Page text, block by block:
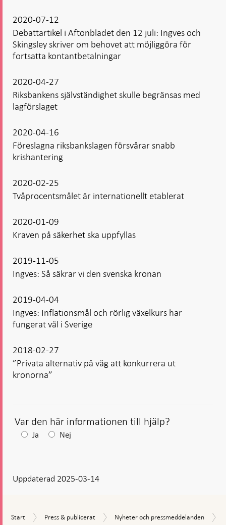
2020-07-12
Debattartikel i Aftonbladet den 12 juli: Ingves och
Skingsley skriver om behovet att möjliggöra för
fortsatta kontantbetalningar
2020-04-27
Riksbankens självständighet skulle begränsas med
lagförslaget
2020-04-16
Föreslagna riksbankslagen försvårar snabb
krishantering
2020-02-25
Tvåprocentsmålet är internationellt etablerat
2020-01-09
Kraven på säkerhet ska uppfyllas
2019-11-05
Ingves: Så säkrar vi den svenska kronan
2019-04-04
Ingves: Inflationsmål och rörlig växelkurs har
fungerat väl i Sverige
2018-02-27
”Privata alternativ på väg att konkurrera ut
kronorna”
Var den här informationen till hjälp?
Efter
visas
Ja Nej
Uppdaterad 2025-03-14
Start
Start
Press
Press & publicerat
Nyheter
Nyheter och pressmeddelanden